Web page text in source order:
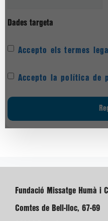
Dades targeta
Accepto els termes
Accepto la política de
Fundació Missatge Humà i
Comtes de Bell-lloc, 67-69